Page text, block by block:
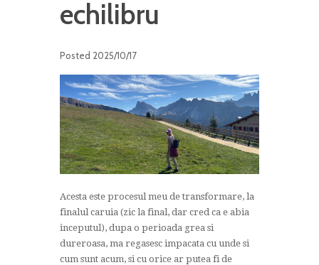
echilibru
Posted 2025/10/17
Acesta este procesul meu de transformare, la
finalul caruia (zic la final, dar cred ca e abia
inceputul), dupa o perioada grea si
dureroasa, ma regasesc impacata cu unde si
cum sunt acum, si cu orice ar putea fi de